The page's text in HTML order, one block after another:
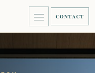
CONTACT